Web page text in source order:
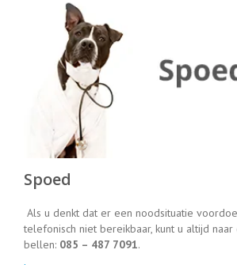
Spoed
Als u denkt dat er een noodsituatie
telefonisch niet bereikbaar, kunt u altijd
bellen: 085 – 487 7091.